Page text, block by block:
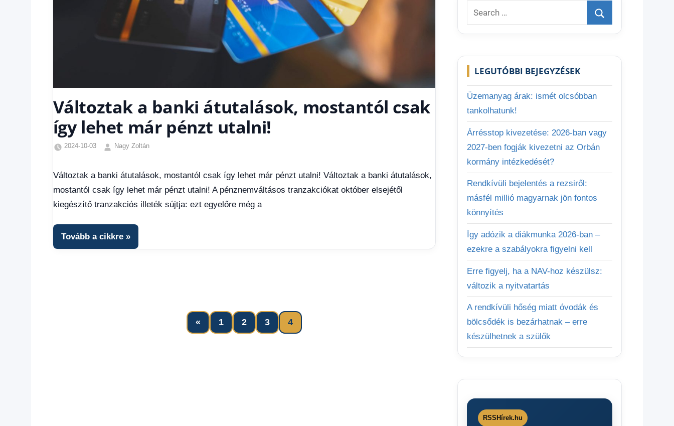
Változtak a banki átutalások, mostantól csak
így lehet már pénzt utalni!
2024-10-03
Nagy Zoltán
hírek,
Gazdaság
Hírek,
Változtak a banki átutalások, mostantól csak így lehet már pénzt utalni! Változtak a banki átutalások,
mostantól csak így lehet már pénzt utalni! A pénznemváltásos tranzakciókat október elsejétől
kiegészítő tranzakciós illeték sújtja: ezt egyelőre még a
Tovább a cikkre
Bejegyzések
«Previous
Posts
1 2 3 4
Search
for:
Search
LEGUTÓBBI BEJEGYZÉSEK
Üzemanyag árak: ismét olcsóbban
tankolhatunk!
Árrésstop kivezetése: 2026-ban vagy
2027-ben fogják kivezetni az Orbán
kormány intézkedését?
Rendkívüli bejelentés a rezsiről:
másfél millió magyarnak jön fontos
könnyítés
Így adózik a diákmunka 2026-ban –
ezekre a szabályokra figyelni kell
Erre figyelj, ha a NAV-hoz készülsz:
változik a nyitvatartás
A rendkívüli hőség miatt óvodák és
bölcsődék is bezárhatnak – erre
készülhetnek a szülők
RSSHírek.hu